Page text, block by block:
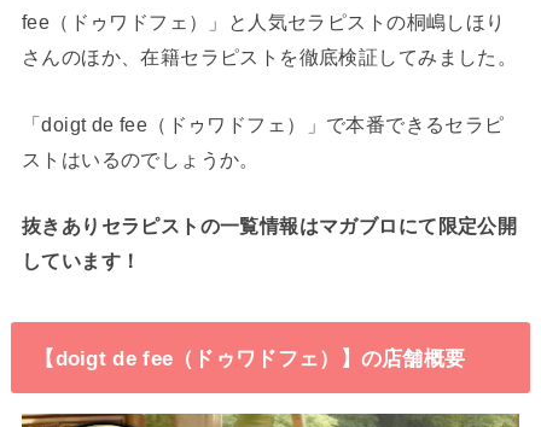
fee（ドゥワドフェ）」と人気セラピストの桐嶋しほり
さんのほか、在籍セラピストを徹底検証してみました。
「doigt de fee（ドゥワドフェ）」で本番できるセラピ
ストはいるのでしょうか。
抜きありセラピストの一覧情報はマガブロにて限定公開
しています！
【doigt de fee（ドゥワドフェ）】の店舗概要